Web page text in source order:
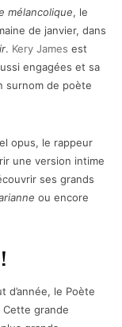
mélancolique, le
de janvier, dans
. Kery James est
engagées et sa
surnom de poète
opus, le rappeur
une version intime
ses grands
ou encore
le Poète
Cette grande